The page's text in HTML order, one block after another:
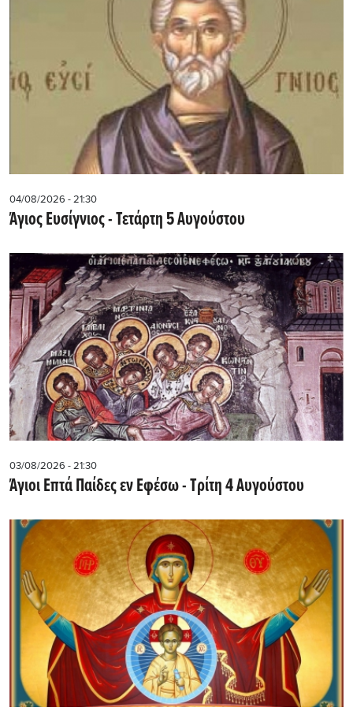
04/08/2026 - 21:30
Άγιος Ευσίγνιος - Τετάρτη 5 Αυγούστου
03/08/2026 - 21:30
Άγιοι Επτά Παίδες εν Εφέσω - Τρίτη 4 Αυγούστου